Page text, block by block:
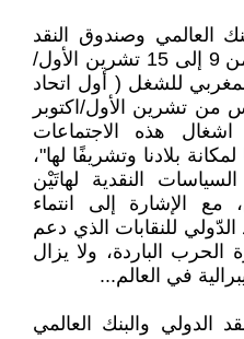
العالمي وصندوق النقد
الدولي، بمراكش ( المغرب) من 9 إلى 15 تشرين الأول/
المغربي للشغل ( أول اتحاد
من تشرين الأول/اكتوبر
اشغال هذه الاجتماعات
بلادنا وتشريفًا لها"،
النقدية لهاتَيْن
مع الإشارة إلى انتماء
الدّولي للنقابات الذي دعم
الحرب الباردة، ولا يزال
في العالم...
والبنك العالمي